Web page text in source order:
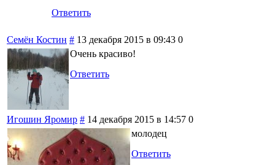
Ответить
Семён Костин # 13 декабря 2015 в 09:43 0
Очень красиво!
Ответить
Игошин Яромир # 14 декабря 2015 в 14:57 0
молодец
Ответить